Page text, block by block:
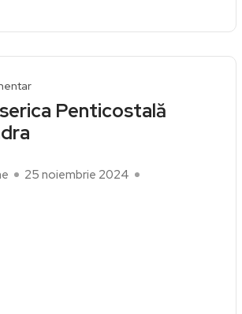
Penticostală
25 noiembrie 2024